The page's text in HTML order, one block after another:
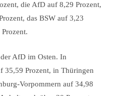
die AfD auf 8,29 Prozent,
das BSW auf 3,23
AfD im Osten. In
35,59 Prozent, in Thüringen
Vorpommern auf 34,98